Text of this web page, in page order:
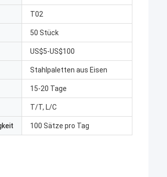
T02
50 Stück
US$5-US$100
Stahlpaletten aus Eisen
15-20 Tage
T/T, L/C
100 Sätze pro Tag